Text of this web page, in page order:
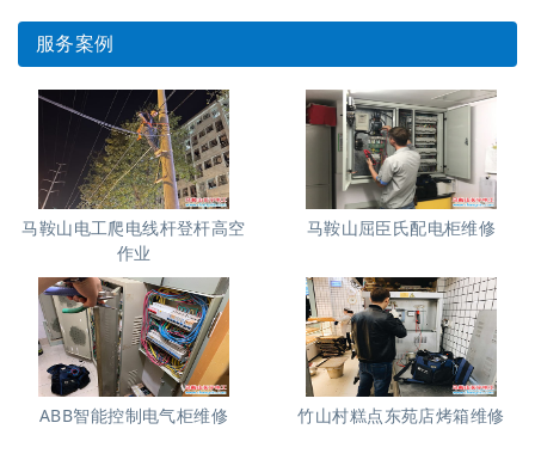
服务案例
马鞍山电工爬电线杆登杆高空
作业
马鞍山屈臣氏配电柜维修
ABB智能控制电气柜维修 竹山村糕点东苑店烤箱维修